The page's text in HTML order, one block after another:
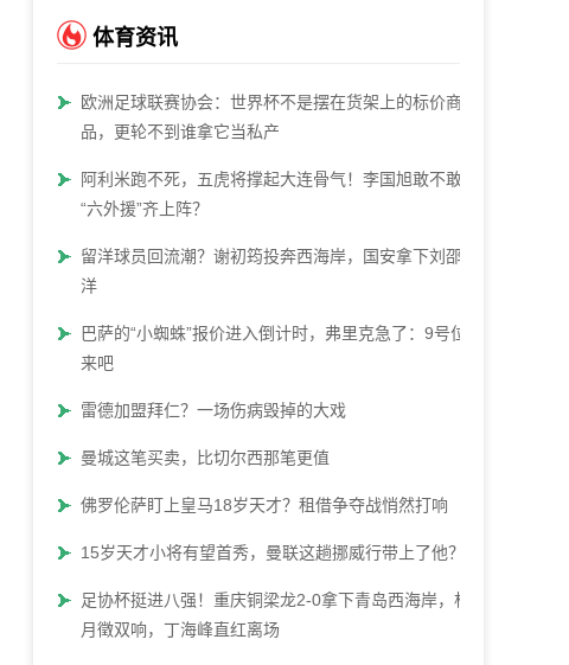
体育资讯
欧洲足球联赛协会：世界杯不是摆在货架上的标价商
品，更轮不到谁拿它当私产
阿利米跑不死，五虎将撑起大连骨气！李国旭敢不敢让
“六外援”齐上阵？
留洋球员回流潮？谢初筠投奔西海岸，国安拿下刘邵子
洋
巴萨的“小蜘蛛”报价进入倒计时，弗里克急了：9号位快
来吧
雷德加盟拜仁？一场伤病毁掉的大戏
曼城这笔买卖，比切尔西那笔更值
佛罗伦萨盯上皇马18岁天才？租借争夺战悄然打响
15岁天才小将有望首秀，曼联这趟挪威行带上了他？
足协杯挺进八强！重庆铜梁龙2-0拿下青岛西海岸，杜
月徵双响，丁海峰直红离场